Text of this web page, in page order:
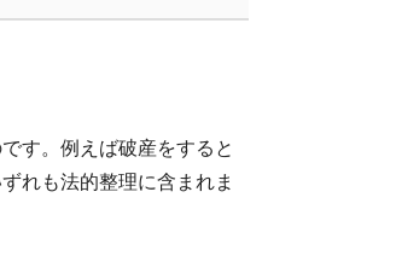
す。例えば破産をすると
れも法的整理に含まれま